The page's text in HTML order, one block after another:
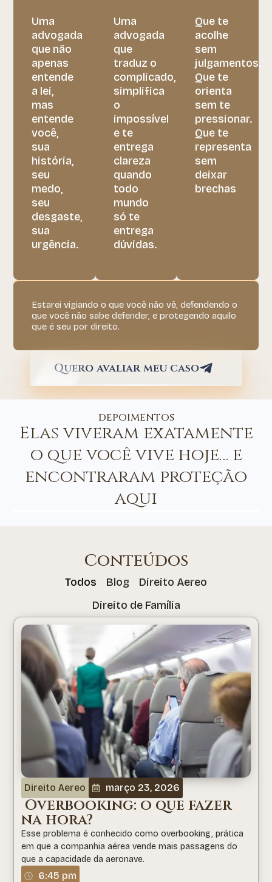
Uma
advogada
que não
apenas
entende
a lei,
mas
entende
você,
sua
história,
seu
medo,
seu
desgaste,
sua
urgência.
Uma
advogada
que
traduz o
complicado,
simplifica
o
impossível
e te
entrega
clareza
quando
todo
mundo
só te
entrega
dúvidas.
Que te
acolhe
sem
julgamentos.
Que te
orienta
sem te
pressionar.
Que te
representa
sem
deixar
brechas
Estarei vigiando o que você não vê, defendendo o
que você não sabe defender, e protegendo aquilo
que é seu por direito.
Quero avaliar meu caso
DEPOIMENTOS
Elas viveram exatamente
o que você vive hoje… e
encontraram proteção
aqui
Conteúdos
Blog
Direito Aereo
Direito de Família
Todos
Direito Aereo março 23, 2026
Overbooking: o que fazer
na hora?
Esse problema é conhecido como overbooking, prática
em que a companhia aérea vende mais passagens do
que a capacidade da aeronave.
6:45 pm